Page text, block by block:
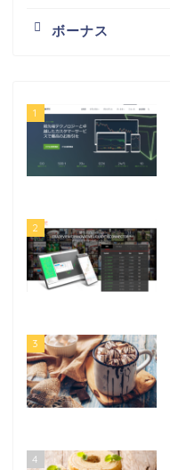
ボーナス
1
2
3
4